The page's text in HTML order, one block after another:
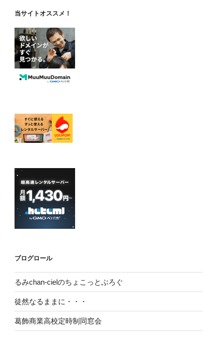
当サイトオススメ！
ブログロール
るみchan-cielのちょこっとぶろぐ
徒然なるままに・・・
葛飾商業高校定時制同窓会